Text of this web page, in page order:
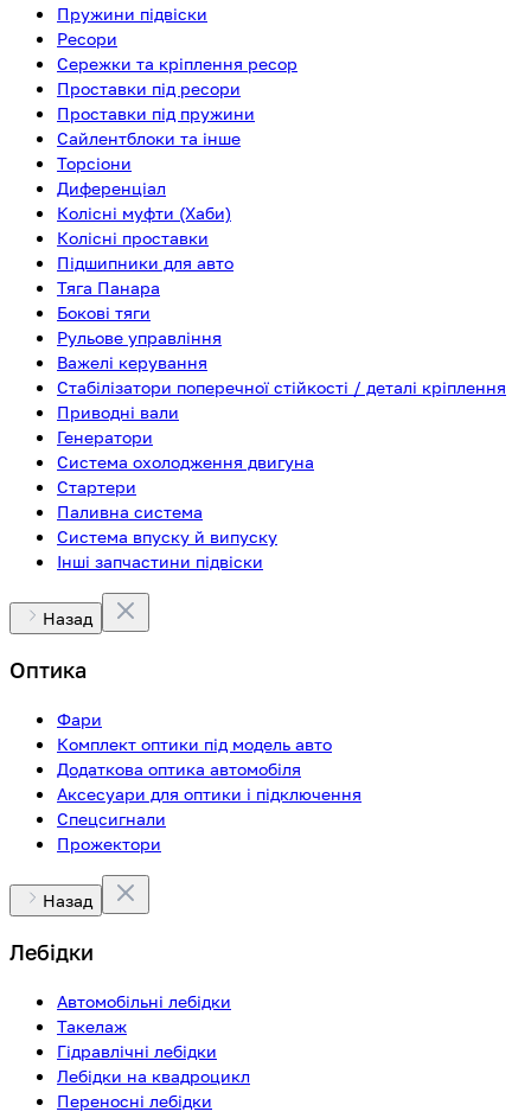
Пружини підвіски
Ресори
Сережки та кріплення ресор
Проставки під ресори
Проставки під пружини
Сайлентблоки та інше
Торсіони
Диференціал
Колісні муфти (Хаби)
Колісні проставки
Підшипники для авто
Тяга Панара
Бокові тяги
Рульове управління
Важелі керування
Стабілізатори поперечної стійкості / деталі кріплення
Приводні вали
Генератори
Система охолодження двигуна
Стартери
Паливна система
Система впуску й випуску
Інші запчастини підвіски
Назад
Оптика
Фари
Комплект оптики під модель авто
Додаткова оптика автомобіля
Аксесуари для оптики і підключення
Спецсигнали
Прожектори
Назад
Лебідки
Автомобільні лебідки
Такелаж
Гідравлічні лебідки
Лебідки на квадроцикл
Переносні лебідки